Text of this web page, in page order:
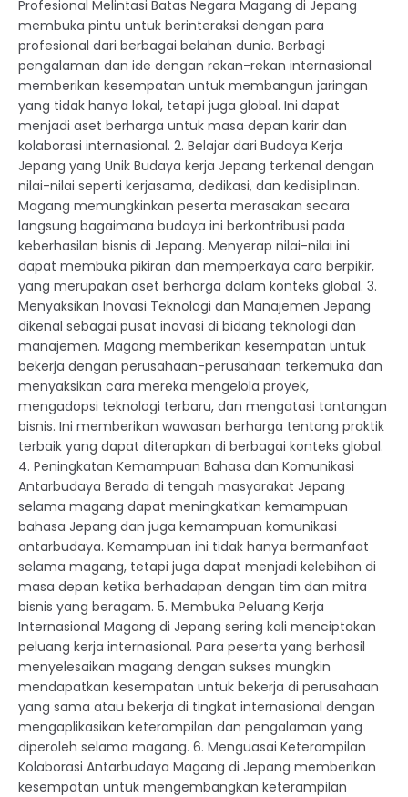
Profesional Melintasi Batas Negara Magang di Jepang
membuka pintu untuk berinteraksi dengan para
profesional dari berbagai belahan dunia. Berbagi
pengalaman dan ide dengan rekan-rekan internasional
memberikan kesempatan untuk membangun jaringan
yang tidak hanya lokal, tetapi juga global. Ini dapat
menjadi aset berharga untuk masa depan karir dan
kolaborasi internasional. 2. Belajar dari Budaya Kerja
Jepang yang Unik Budaya kerja Jepang terkenal dengan
nilai-nilai seperti kerjasama, dedikasi, dan kedisiplinan.
Magang memungkinkan peserta merasakan secara
langsung bagaimana budaya ini berkontribusi pada
keberhasilan bisnis di Jepang. Menyerap nilai-nilai ini
dapat membuka pikiran dan memperkaya cara berpikir,
yang merupakan aset berharga dalam konteks global. 3.
Menyaksikan Inovasi Teknologi dan Manajemen Jepang
dikenal sebagai pusat inovasi di bidang teknologi dan
manajemen. Magang memberikan kesempatan untuk
bekerja dengan perusahaan-perusahaan terkemuka dan
menyaksikan cara mereka mengelola proyek,
mengadopsi teknologi terbaru, dan mengatasi tantangan
bisnis. Ini memberikan wawasan berharga tentang praktik
terbaik yang dapat diterapkan di berbagai konteks global.
4. Peningkatan Kemampuan Bahasa dan Komunikasi
Antarbudaya Berada di tengah masyarakat Jepang
selama magang dapat meningkatkan kemampuan
bahasa Jepang dan juga kemampuan komunikasi
antarbudaya. Kemampuan ini tidak hanya bermanfaat
selama magang, tetapi juga dapat menjadi kelebihan di
masa depan ketika berhadapan dengan tim dan mitra
bisnis yang beragam. 5. Membuka Peluang Kerja
Internasional Magang di Jepang sering kali menciptakan
peluang kerja internasional. Para peserta yang berhasil
menyelesaikan magang dengan sukses mungkin
mendapatkan kesempatan untuk bekerja di perusahaan
yang sama atau bekerja di tingkat internasional dengan
mengaplikasikan keterampilan dan pengalaman yang
diperoleh selama magang. 6. Menguasai Keterampilan
Kolaborasi Antarbudaya Magang di Jepang memberikan
kesempatan untuk mengembangkan keterampilan